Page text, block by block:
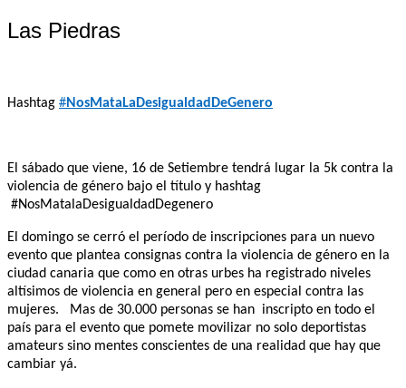
Las Piedras
Hashtag #NosMataLaDesigualdadDeGenero
El sábado que viene, 16 de Setiembre tendrá lugar la 5k contra la
violencia de género bajo el título y hashtag
#NosMatalaDesigualdadDegenero
El domingo se cerró el período de inscripciones para un nuevo
evento que plantea consignas contra la violencia de género en la
ciudad canaria que como en otras urbes ha registrado niveles
altísimos de violencia en general pero en especial contra las
mujeres. Mas de 30.000 personas se han inscripto en todo el
país para el evento que pomete movilizar no solo deportistas
amateurs sino mentes conscientes de una realidad que hay que
cambiar yá.